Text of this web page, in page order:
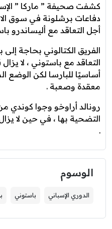
كشفت صحيفة ” ماركا ”
دفاعات برشلونة في سوق
أجل التعاقد مع أليساندرو
الفريق الكتالوني بحاجة
التعاقد مع باستوني ، لا
أساسيًا للبارسا لكن الوضع
معقدة وصعبة .
رونالد أراوخو وجوا كوندي
التضحية بها ، في حين لا
.
الوسوم
الدوري الإسباني باستوني